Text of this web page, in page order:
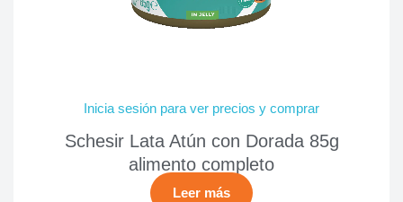
Inicia sesión para ver precios y comprar
Schesir Lata Atún con Dorada 85g
alimento completo
Leer más